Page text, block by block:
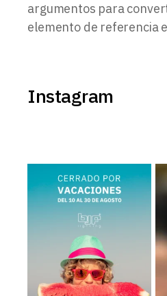
argumentos para
elemento de referencia
Instagram
BJF Lighting permanecerá
𝗰𝗲𝗿𝗿𝗮𝗱𝗼 𝗽𝗼𝗿...
2